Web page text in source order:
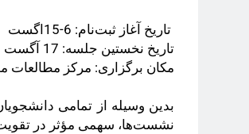
تاریخ آغاز ثبت‌نام: 6-15اگست
تاریخ نخستین جلسه: 17 آگست
مکان برگزاری: مرکز مطالعات
بدین ‌وسیله از تمامی
نشست‌ها، سهمی مؤثر در